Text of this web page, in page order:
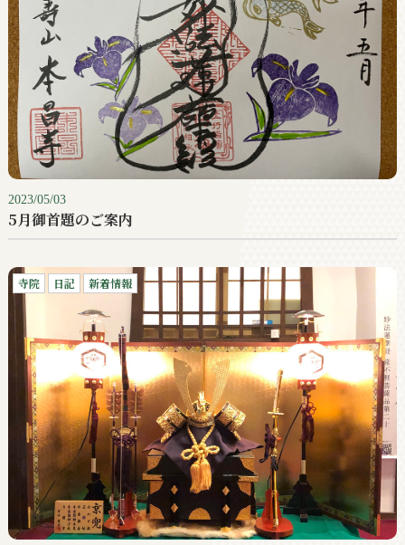
2023/05/03
5月御首題のご案内
寺院 日記 新着情報